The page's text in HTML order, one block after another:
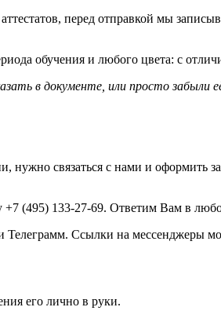
перед отправкой мы
обучения и любого цвета: с
в документе, или просто
нужно связаться с нами и оформить
(495) 133-27-69. Ответим Вам в
Телеграмм. Ссылки на мессенджеры
его лично в руки.